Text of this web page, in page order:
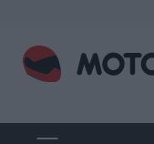
content